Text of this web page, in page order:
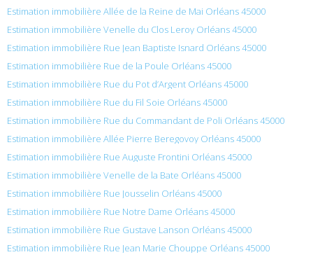
Estimation immobilière Allée de la Reine de Mai Orléans 45000
Estimation immobilière Venelle du Clos Leroy Orléans 45000
Estimation immobilière Rue Jean Baptiste Isnard Orléans 45000
Estimation immobilière Rue de la Poule Orléans 45000
Estimation immobilière Rue du Pot d’Argent Orléans 45000
Estimation immobilière Rue du Fil Soie Orléans 45000
Estimation immobilière Rue du Commandant de Poli Orléans 45000
Estimation immobilière Allée Pierre Beregovoy Orléans 45000
Estimation immobilière Rue Auguste Frontini Orléans 45000
Estimation immobilière Venelle de la Bate Orléans 45000
Estimation immobilière Rue Jousselin Orléans 45000
Estimation immobilière Rue Notre Dame Orléans 45000
Estimation immobilière Rue Gustave Lanson Orléans 45000
Estimation immobilière Rue Jean Marie Chouppe Orléans 45000